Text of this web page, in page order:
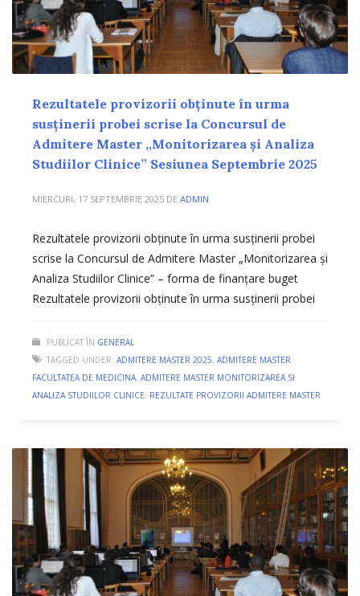
Rezultatele provizorii obținute în urma
susținerii probei scrise la Concursul de
Admitere Master „Monitorizarea și Analiza
Studiilor Clinice” Sesiunea Septembrie 2025
MIERCURI, 17 SEPTEMBRIE 2025 DE ADMIN
Rezultatele provizorii obținute în urma susținerii probei
scrise la Concursul de Admitere Master „Monitorizarea și
Analiza Studiilor Clinice” – forma de finanțare buget
Rezultatele provizorii obținute în urma susținerii probei
PUBLICAT ÎN GENERAL
TAGGED UNDER: ADMITERE MASTER 2025, ADMITERE MASTER
FACULTATEA DE MEDICINA, ADMITERE MASTER MONITORIZAREA SI
ANALIZA STUDIILOR CLINICE, REZULTATE PROVIZORII ADMITERE MASTER